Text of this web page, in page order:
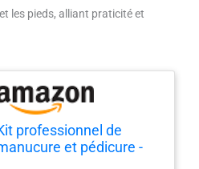
les pieds, alliant praticité et
professionnel de
et pédicure -